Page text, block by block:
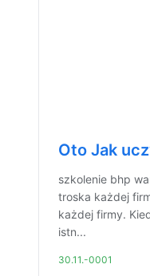
Oto Jak
szkolenie bhp
troska każdej
każdej firmy.
istn...
30.11.-0001